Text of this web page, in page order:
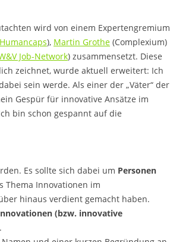
wird von einem Expertengremium
Humancaps), Martin Grothe (Complexium)
Job-Network) zusammensetzt. Diese
zeichnet, wurde aktuell erweitert: Ich
sein werde. Als einer der „Väter“ der
Gespür für innovative Ansätze im
bin schon gespannt auf die
Es sollte sich dabei um Personen
Thema Innovationen im
hinaus verdient gemacht haben.
(bzw. innovative